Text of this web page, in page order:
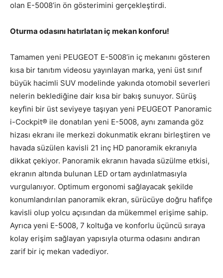
olan E-5008’in ön gösterimini gerçekleştirdi.
Oturma odasını hatırlatan iç mekan konforu!
Tamamen yeni PEUGEOT E-5008’in iç mekanını gösteren
kısa bir tanıtım videosu yayınlayan marka, yeni üst sınıf
büyük hacimli SUV modelinde yakında otomobil severleri
nelerin beklediğine dair kısa bir bakış sunuyor. Sürüş
keyfini bir üst seviyeye taşıyan yeni PEUGEOT Panoramic
i-Cockpit® ile donatılan yeni E-5008, aynı zamanda göz
hizası ekranı ile merkezi dokunmatik ekranı birleştiren ve
havada süzülen kavisli 21 inç HD panoramik ekranıyla
dikkat çekiyor. Panoramik ekranın havada süzülme etkisi,
ekranın altında bulunan LED ortam aydınlatmasıyla
vurgulanıyor. Optimum ergonomi sağlayacak şekilde
konumlandırılan panoramik ekran, sürücüye doğru hafifçe
kavisli olup yolcu açısından da mükemmel erişime sahip.
Ayrıca yeni E-5008, 7 koltuğa ve konforlu üçüncü sıraya
kolay erişim sağlayan yapısıyla oturma odasını andıran
zarif bir iç mekan vadediyor.